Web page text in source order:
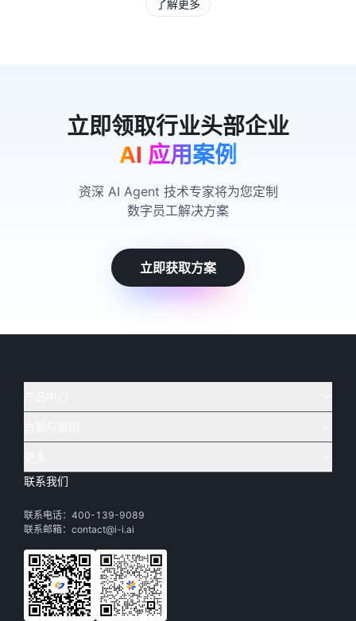
了解更多
AI 应用案例
资深 AI Agent 技术专家将为您定制
数字员工解决方案
立即获取方案
IDP 文档审阅 实在 RPA 机器人
实在 RPA 控制器
实在取数宝
电商
政府
制造
教育
财务
下载体验
实在学院
实在社区
帮助中心
渠道加盟
关于实在
加入我们
联系我们
联系电话：400-139-9089
联系邮箱：contact@i-i.ai